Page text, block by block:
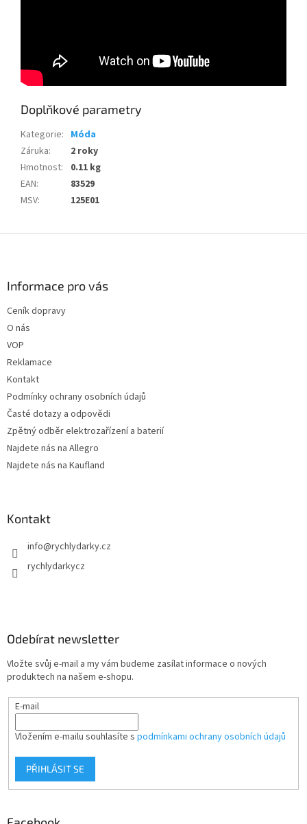
Doplňkové parametry
Kategorie: Móda
Záruka:
2 roky
Hmotnost:
0.11 kg
EAN:
83529
MSV: 125E01
Informace pro vás
Ceník dopravy
O nás
VOP
Reklamace
Kontakt
Podmínky ochrany osobních údajů
Časté dotazy a odpovědi
Zpětný odběr elektrozařízení a baterií
Najdete nás na Allegro
Najdete nás na Kaufland
Kontakt
info@rychlydarky.cz
rychlydarkycz
Odebírat newsletter
Vložte svůj e-mail a my vám budeme zasílat informace o nových
produktech na našem e-shopu.
E-mail
Vložením e-mailu souhlasíte s podmínkami ochrany osobních údajů
PŘIHLÁSIT SE